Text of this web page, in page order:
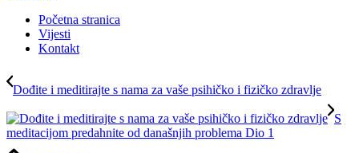
Početna stranica
Vijesti
Kontakt
Dođite i meditirajte s nama za vaše psihičko i fizičko zdravlje
S
meditacijom predahnite od današnjih problema Dio 1